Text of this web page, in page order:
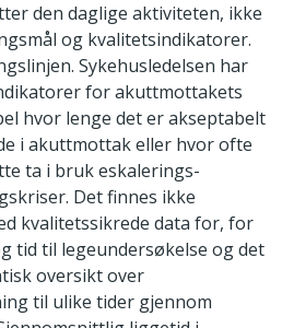
den daglige aktiviteten, ikke
og kvalitetsindikatorer.
Sykehusledelsen har
for akuttmottakets
hvor lenge det er akseptabelt
i akuttmottak eller hvor ofte
ta i bruk eskalerings-
Det finnes ikke
kvalitetssikrede data for, for
tid til legeundersøkelse og det
oversikt over
til ulike tider gjennom